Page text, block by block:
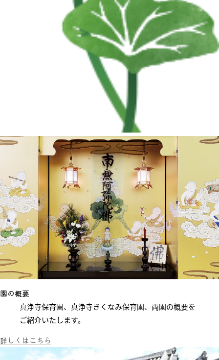
園の概要
真浄寺保育園、真浄寺きくなみ保育園、 両園の概要を
ご紹介いたします。
詳しくはこちら